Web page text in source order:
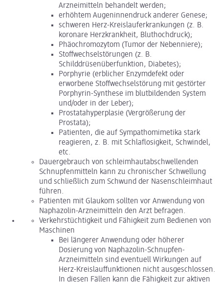
Arzneimitteln behandelt werden;
erhöhtem Augeninnendruck anderer Genese;
schweren Herz-Kreislauferkrankungen (z. B.
koronare Herzkrankheit, Bluthochdruck);
Phäochromozytom (Tumor der Nebenniere);
Stoffwechselstörungen (z. B.
Schilddrüsenüberfunktion, Diabetes);
Porphyrie (erblicher Enzymdefekt oder
erworbene Stoffwechselstörung mit gestörter
Porphyrin-Synthese im blutbildenden System
und/oder in der Leber);
Prostatahyperplasie (Vergrößerung der
Prostata);
Patienten, die auf Sympathomimetika stark
reagieren, z. B. mit Schlaflosigkeit, Schwindel,
etc.
Dauergebrauch von schleimhautabschwellenden
Schnupfenmitteln kann zu chronischer Schwellung
und schließlich zum Schwund der Nasenschleimhaut
führen.
Patienten mit Glaukom sollten vor Anwendung von
Naphazolin-Arzneimitteln den Arzt befragen.
Verkehrstüchtigkeit und Fähigkeit zum Bedienen von
Maschinen
Bei längerer Anwendung oder höherer
Dosierung von Naphazolin-Schnupfen-
Arzneimitteln sind eventuell Wirkungen auf
Herz-Kreislauffunktionen nicht ausgeschlossen.
In diesen Fällen kann die Fähigkeit zur aktiven